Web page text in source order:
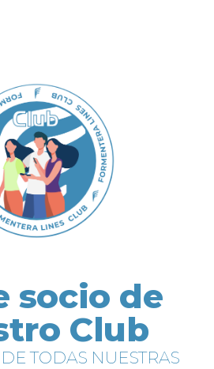
socio de
Club
TODAS NUESTRAS